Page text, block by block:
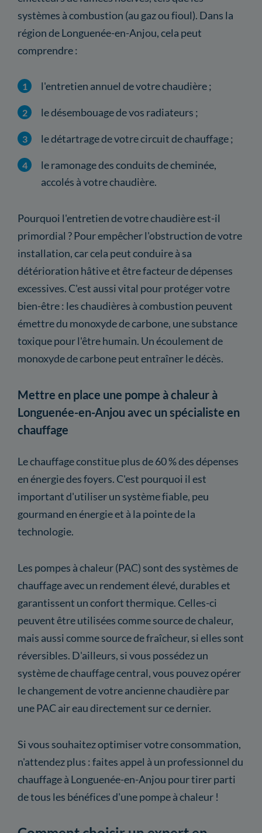
systèmes à combustion (au gaz ou fioul). Dans la
région de Longuenée-en-Anjou, cela peut
comprendre :
l'entretien annuel de votre chaudière ;
le désembouage de vos radiateurs ;
le détartrage de votre circuit de chauffage ;
le ramonage des conduits de cheminée,
accolés à votre chaudière.
Pourquoi l'entretien de votre chaudière est-il
primordial ? Pour empêcher l'obstruction de votre
installation, car cela peut conduire à sa
détérioration hâtive et être facteur de dépenses
excessives. C'est aussi vital pour protéger votre
bien-être : les chaudières à combustion peuvent
émettre du monoxyde de carbone, une substance
toxique pour l'être humain. Un écoulement de
monoxyde de carbone peut entraîner le décès.
Mettre en place une pompe à chaleur à
Longuenée-en-Anjou avec un spécialiste en
chauffage
Le chauffage constitue plus de 60 % des dépenses
en énergie des foyers. C'est pourquoi il est
important d'utiliser un système fiable, peu
gourmand en énergie et à la pointe de la
technologie.
Les pompes à chaleur (PAC) sont des systèmes de
chauffage avec un rendement élevé, durables et
garantissent un confort thermique. Celles-ci
peuvent être utilisées comme source de chaleur,
mais aussi comme source de fraîcheur, si elles sont
réversibles. D'ailleurs, si vous possédez un
système de chauffage central, vous pouvez opérer
le changement de votre ancienne chaudière par
une PAC air eau directement sur ce dernier.
Si vous souhaitez optimiser votre consommation,
n'attendez plus : faites appel à un professionnel du
chauffage à Longuenée-en-Anjou pour tirer parti
de tous les bénéfices d'une pompe à chaleur !